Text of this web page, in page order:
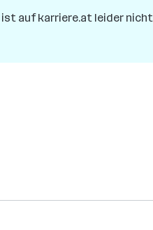
ist auf karriere.at leider